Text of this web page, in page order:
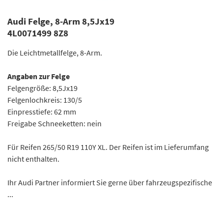
Audi Felge, 8-Arm 8,5Jx19
4L0071499 8Z8
Die Leichtmetallfelge, 8-Arm.
Angaben zur Felge
Felgengröße: 8,5Jx19
Felgenlochkreis: 130/5
Einpresstiefe: 62 mm
Freigabe Schneeketten: nein
Für Reifen 265/50 R19 110Y XL. Der Reifen ist im Lieferumfang
nicht enthalten.
Ihr Audi Partner informiert Sie gerne über fahrzeugspezifische
...